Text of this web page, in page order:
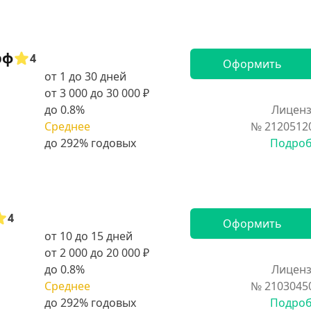
4
от 1 до 30 дней
от 3 000 до 30 000 ₽
до 0.8%
Среднее
Оформить
№
4
от 10 до 15 дней
от 2 000 до 20 000 ₽
до 0.8%
Среднее
Оформить
№